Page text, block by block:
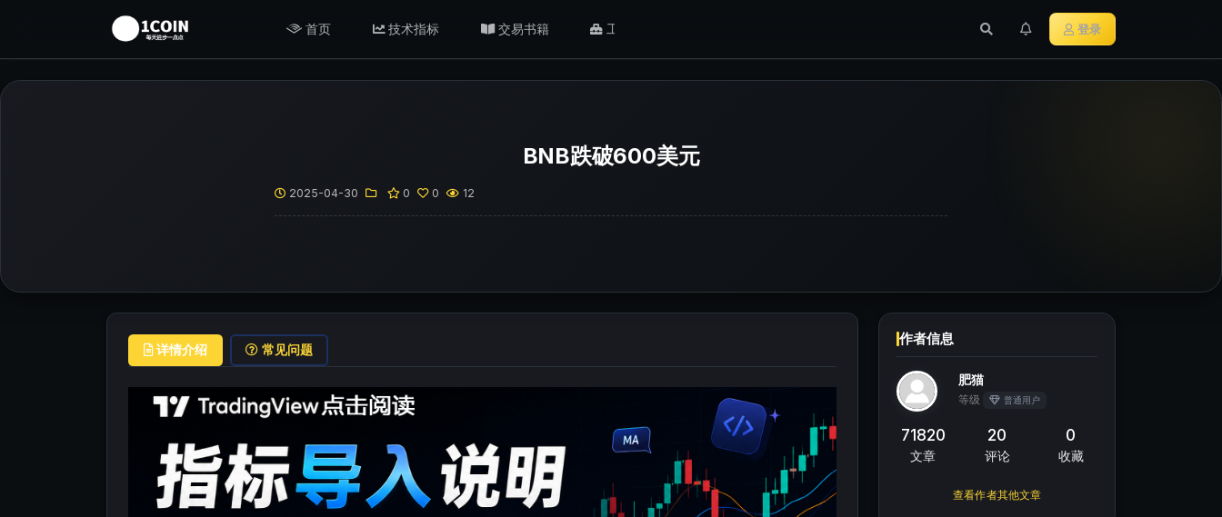
首页 技术指标 交易书籍 工具/返佣 登录
BNB跌破600美元
2025-04-30 0 0 12
详情介绍 常见问题
作者信息
肥猫
等级 普通用户
71820
文章
20
评论
0
收藏
查看作者其他文章